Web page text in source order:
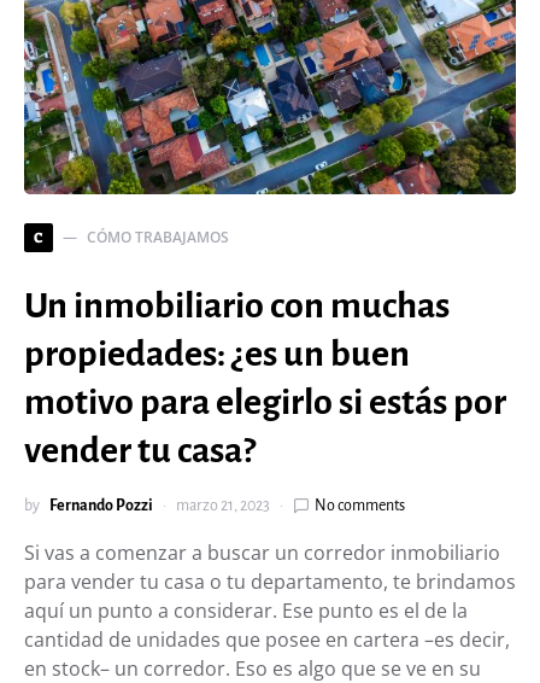
C CÓMO TRABAJAMOS
Un inmobiliario con muchas
propiedades: ¿es un buen
motivo para elegirlo si estás por
vender tu casa?
by Fernando Pozzi marzo 21, 2023 No comments
Si vas a comenzar a buscar un corredor inmobiliario
para vender tu casa o tu departamento, te brindamos
aquí un punto a considerar. Ese punto es el de la
cantidad de unidades que posee en cartera –es decir,
en stock– un corredor. Eso es algo que se ve en su